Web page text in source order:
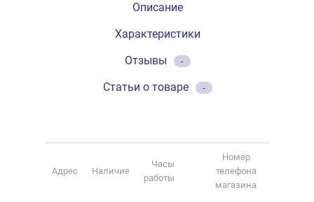
Описание
Характеристики
Отзывы
-
Статьи о товаре -
Адрес Наличие
Часы
работы
Номер
телефона
магазина